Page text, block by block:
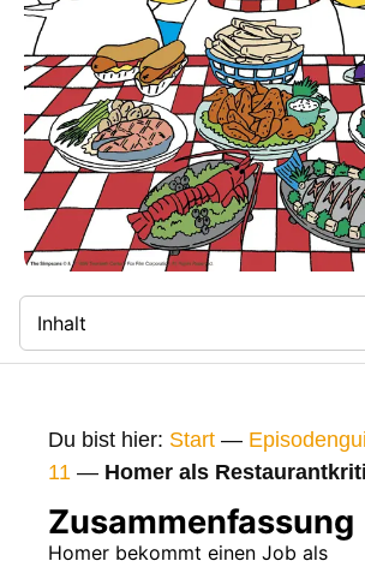
Inhalt
Zusammenfassung
Gags
Gaststars
Fakten
Du bist hier: Start —
11 — Homer als
Zusammenfassung
Homer bekommt einen Job als